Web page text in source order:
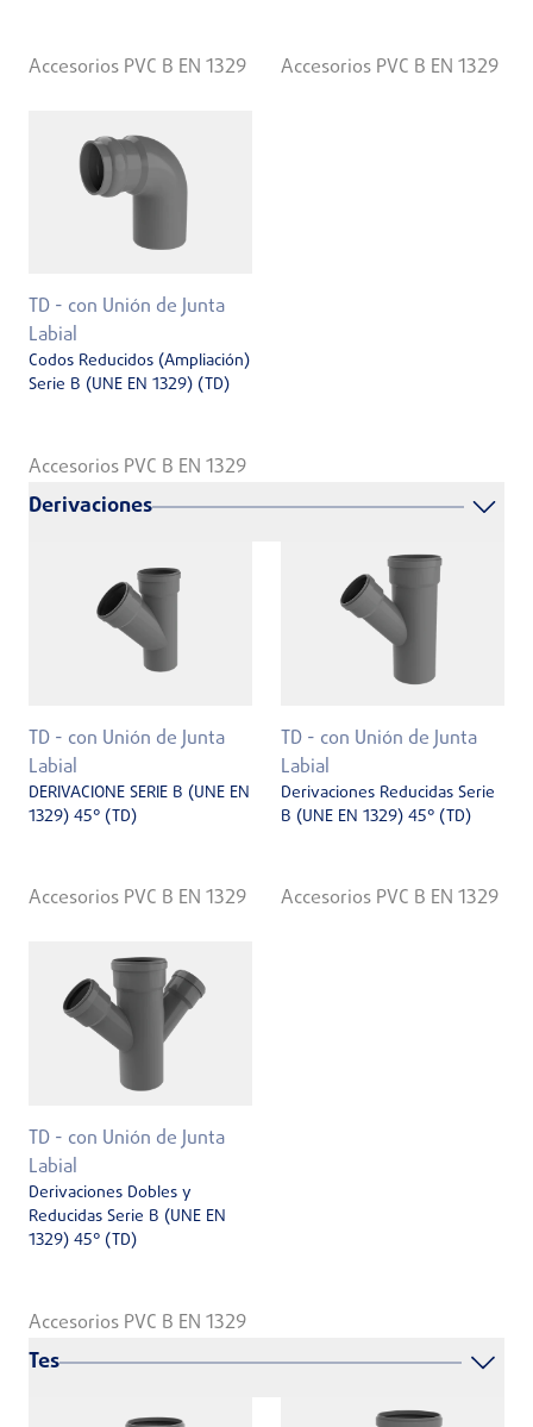
Accesorios PVC B EN 1329 Accesorios PVC B EN 1329
TD - con Unión de Junta
Labial
Codos Reducidos (Ampliación)
Serie B (UNE EN 1329) (TD)
Accesorios PVC B EN 1329
Derivaciones
TD - con Unión de Junta
Labial
DERIVACIONE SERIE B (UNE EN
1329) 45° (TD)
Accesorios PVC B EN 1329
TD - con Unión de Junta
Labial
Derivaciones Reducidas Serie
B (UNE EN 1329) 45° (TD)
Accesorios PVC B EN 1329
TD - con Unión de Junta
Labial
Derivaciones Dobles y
Reducidas Serie B (UNE EN
1329) 45° (TD)
Accesorios PVC B EN 1329
Tes